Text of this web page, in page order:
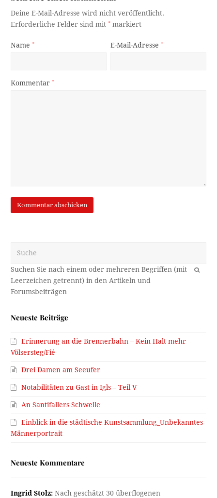
Deine E-Mail-Adresse wird nicht veröffentlicht.
Erforderliche Felder sind mit* markiert
Name* E-Mail-Adresse*
Kommentar*
OK
Neueste Beiträge
Erinnerung an die Brennerbahn – Kein Halt mehr
Völsersteg/Fié
Drei Damen am Seeufer
Notabilitäten zu Gast in Igls – Teil V
An Santifallers Schwelle
Einblick in die städtische Kunstsammlung_Unbekanntes
Männerportrait
Neueste Kommentare
Ingrid Stolz: Nach geschätzt 30 überflogenen